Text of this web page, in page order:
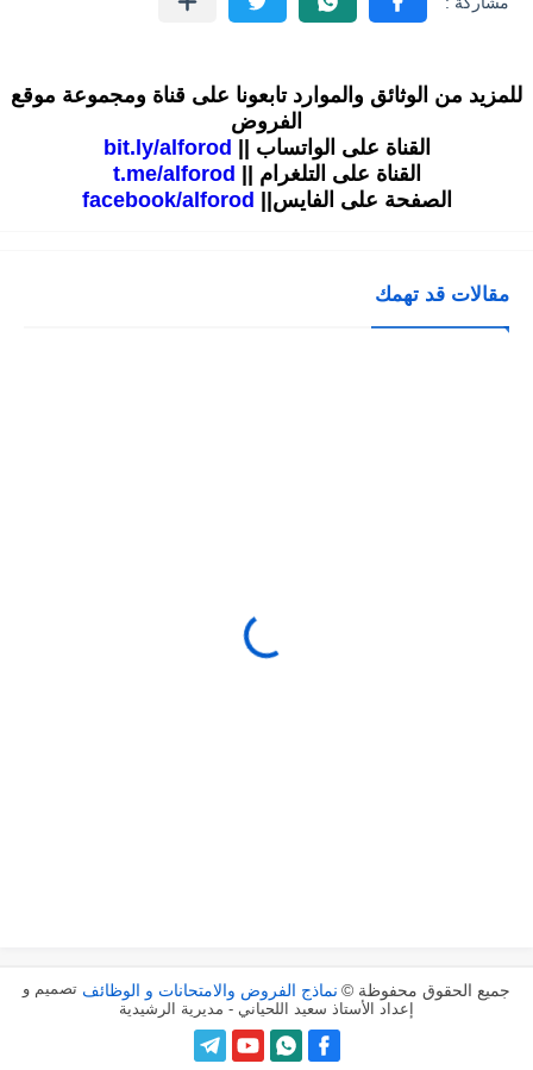
للمزيد من الوثائق والموارد تابعونا على قناة ومجموعة موقع
الفروض
القناة على الواتساب ||
bit.ly/alforod
القناة على التلغرام ||
t.me/alforod
الصفحة على الفايس||
facebook/alforod
مقالات قد تهمك
جميع الحقوق محفوظة © نماذج الفروض والامتحانات و الوظائف تصميم و
إعداد الأستاذ سعيد اللحياني - مديرية الرشيدية